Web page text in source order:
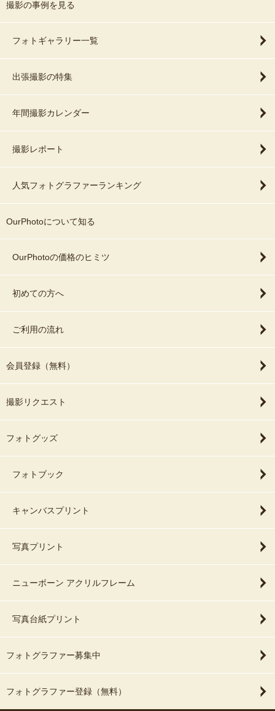
撮影の事例を見る
フォトギャラリー一覧
出張撮影の特集
年間撮影カレンダー
撮影レポート
人気フォトグラファーランキング
OurPhotoについて知る
OurPhotoの価格のヒミツ
初めての方へ
ご利用の流れ
会員登録（無料）
撮影リクエスト
フォトグッズ
フォトブック
キャンバスプリント
写真プリント
ニューボーン アクリルフレーム
写真台紙プリント
フォトグラファー募集中
フォトグラファー登録（無料）